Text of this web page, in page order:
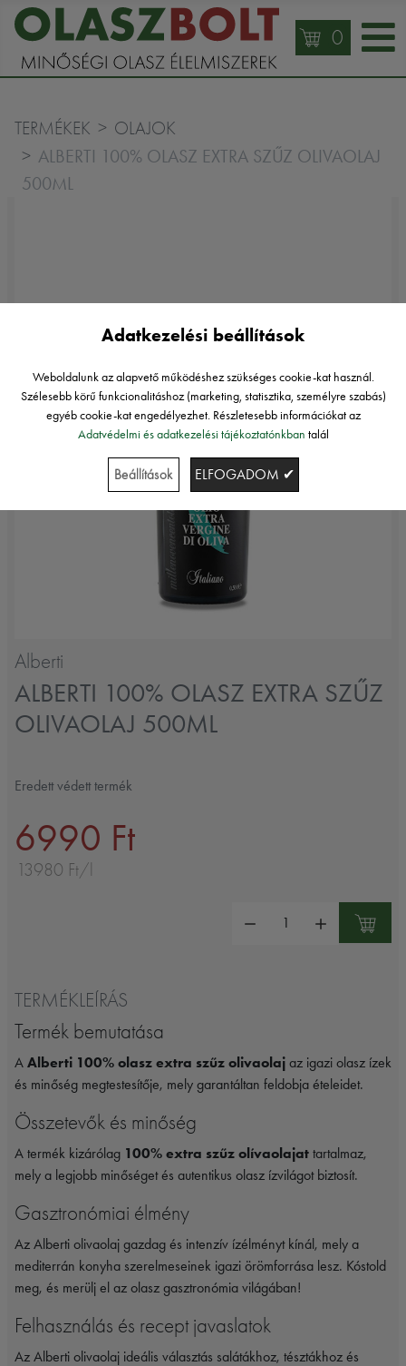
0
TERMÉKEK OLAJOK
ALBERTI 100% OLASZ EXTRA SZŰZ OLIVAOLAJ
500ML
Alberti
ALBERTI 100% OLASZ EXTRA SZŰZ
OLIVAOLAJ 500ML
Eredett védett termék
6990 Ft
13980 Ft/l
TERMÉKLEÍRÁS
Termék bemutatása
A Alberti 100% olasz extra szűz olivaolaj az igazi olasz ízek
és minőség megtestesítője, mely garantáltan feldobja ételeidet.
Összetevők és minőség
A termék kizárólag 100% extra szűz olívaolajat tartalmaz,
mely a legjobb minőséget és autentikus olasz ízvilágot biztosít.
Gasztronómiai élmény
Az Alberti olivaolaj gazdag és intenzív ízélményt kínál, mely a
mediterrán konyha szerelmeseinek igazi örömforrása lesz. Kóstold
meg, és merülj el az olasz gasztronómia világában!
Felhasználás és recept javaslatok
Az Alberti olivaolaj ideális választás salátákhoz, tésztákhoz és
Adatkezelési beállítások
Weboldalunk az alapvető működéshez szükséges cookie-kat használ.
Szélesebb körű funkcionalitáshoz (marketing, statisztika, személyre szabás)
egyéb cookie-kat engedélyezhet. Részletesebb információkat az
Adatvédelmi és adatkezelési tájékoztatónkban talál
Beállítások ELFOGADOM ✔